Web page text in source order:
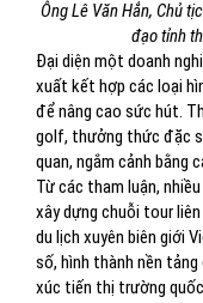
Ông Lê Văn Hẳn, Chủ
đạo tỉnh
Đại diện một doanh
xuất kết hợp các loại
để nâng cao sức hút.
golf, thưởng thức đặc
quan, ngắm cảnh bằng
Từ các tham luận,
xây dựng chuỗi tour
du lịch xuyên biên giới
số, hình thành nền tảng
xúc tiến thị trường